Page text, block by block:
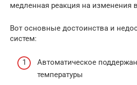
медленная реакция на изменения
Вот основные достоинства и
систем:
Автоматическое
температуры